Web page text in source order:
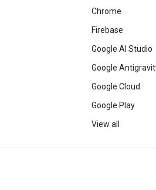
Chrome
Firebase
Google AI Studio
Google
Google Cloud
Google Play
View all